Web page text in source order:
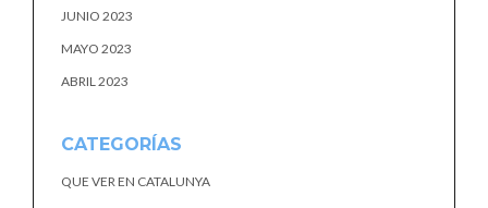
JUNIO 2023
MAYO 2023
ABRIL 2023
CATEGORÍAS
QUE VER EN CATALUNYA